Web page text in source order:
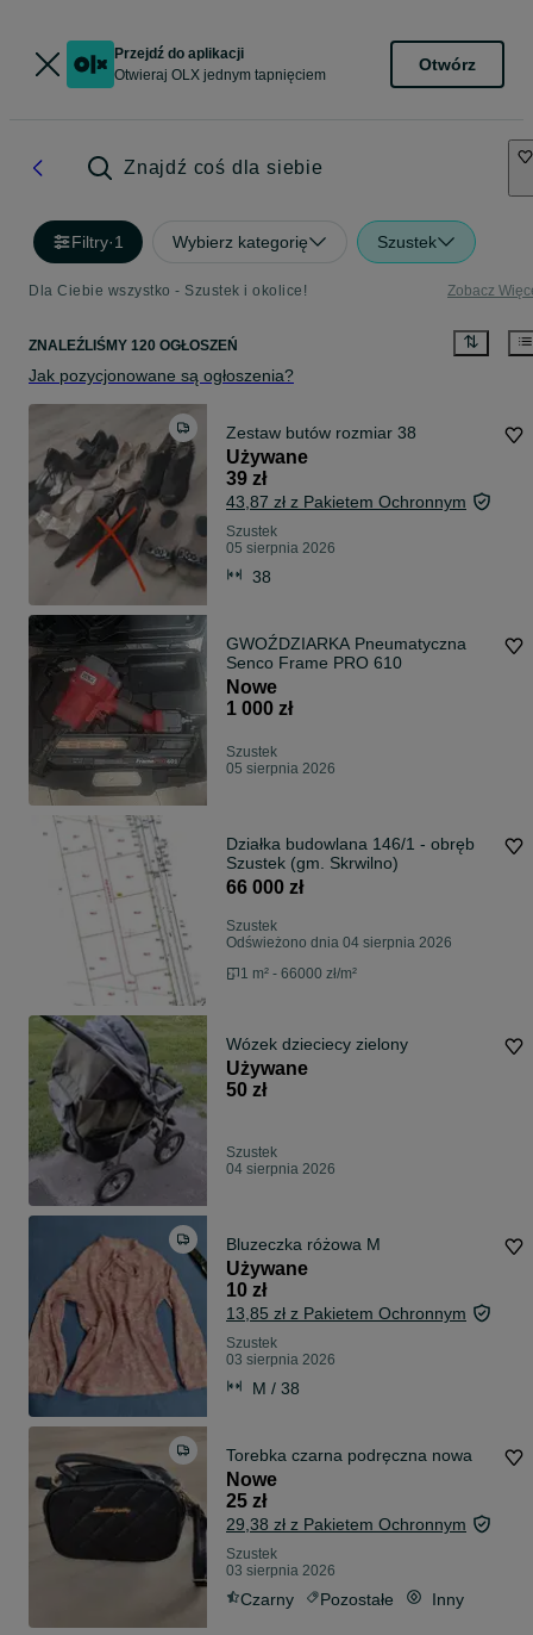
Przejdź do aplikacji
Otwieraj OLX jednym tapnięciem
Otwórz
Znajdź coś dla siebie
Filtry·1 Wybierz kategorię Szustek
Dla Ciebie wszystko - Szustek i okolice! Zobacz
ZNALEŹLIŚMY 120 OGŁOSZEŃ
Jak pozycjonowane są ogłoszenia?
Zestaw butów rozmiar 38
Używane
39 zł
43,87 zł z Pakietem Ochronnym
Szustek
05 sierpnia 2026
38
GWOŹDZIARKA Pneumatyczna
Senco Frame PRO 610
Nowe
1 000 zł
Szustek
05 sierpnia 2026
Działka budowlana 146/1 - obręb
Szustek (gm. Skrwilno)
66 000 zł
Szustek
Odświeżono dnia 04 sierpnia 2026
1 m² - 66000 zł/m²
Wózek dzieciecy zielony
Używane
50 zł
Szustek
04 sierpnia 2026
Bluzeczka różowa M
Używane
10 zł
13,85 zł z Pakietem Ochronnym
Szustek
03 sierpnia 2026
M / 38
Torebka czarna podręczna nowa
Nowe
25 zł
29,38 zł z Pakietem Ochronnym
Szustek
03 sierpnia 2026
Czarny Pozostałe Inny